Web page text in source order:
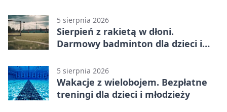
5 sierpnia 2026
Sierpień z rakietą w dłoni.
Darmowy badminton dla dzieci i
5 sierpnia 2026
Wakacje z wielobojem. Bezpłatne
treningi dla dzieci i młodzieży